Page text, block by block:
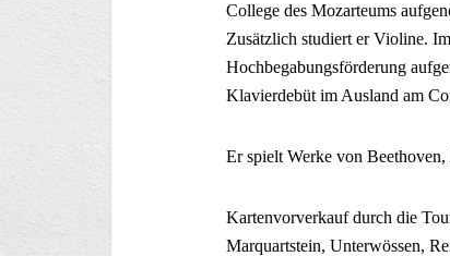
College des Mozarteums
Zusätzlich studiert er Violine.
Hochbegabungsförderung
Klavierdebüt im Ausland am
Er spielt Werke von
Kartenvorverkauf durch die
Marquartstein, Unterwössen,